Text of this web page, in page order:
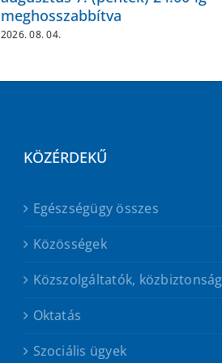
meghosszabbítva
2026. 08. 04.
KÖZÉRDEKŰ
Egészségügy összes
Közösségek
Közszolgáltatók, közbiztonság
Oktatás
Szociális ügyek